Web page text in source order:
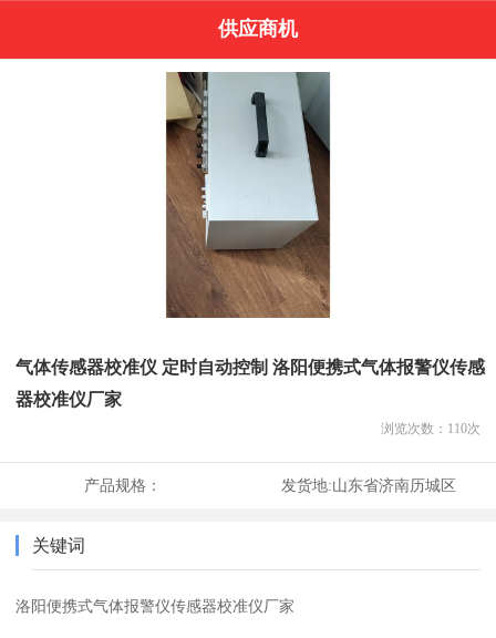
供应商机
气体传感器校准仪 定时自动控制 洛阳便携式气体报警仪传感
器校准仪厂家
浏览次数： 110次
产品规格： 发货地:山东省济南历城区
关键词
洛阳便携式气体报警仪传感器校准仪厂家